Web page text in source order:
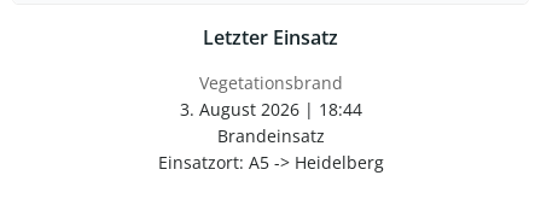
Letzter Einsatz
Vegetationsbrand
3. August 2026| 18:44
Brandeinsatz
Einsatzort: A5 -> Heidelberg